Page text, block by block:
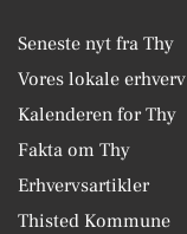
Seneste nyt fra Thy
Vores lokale erhverv
Kalenderen for Thy
Fakta om Thy
Erhvervsartikler
Thisted Kommune